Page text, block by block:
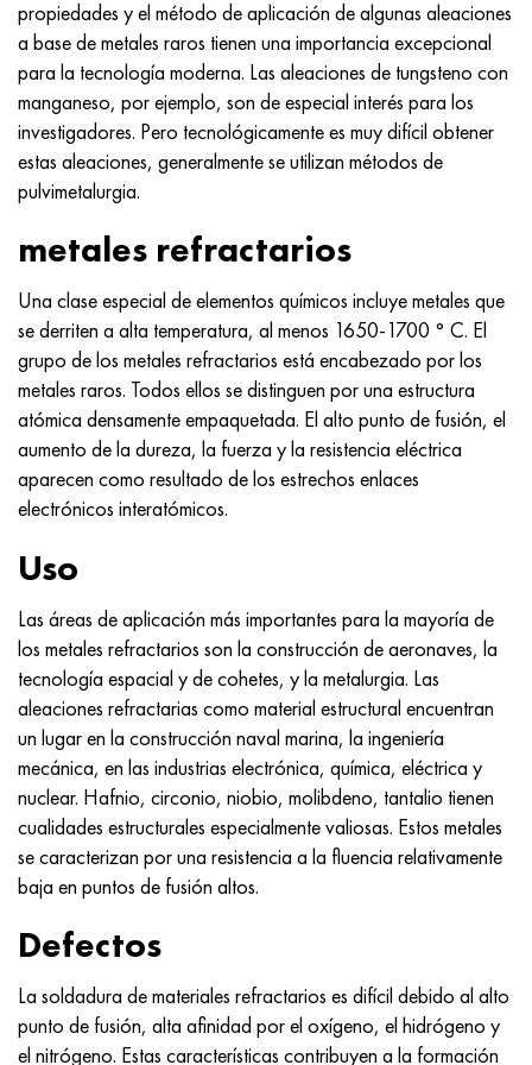
propiedades y el método de aplicación de algunas aleaciones
a base de metales raros tienen una importancia excepcional
para la tecnología moderna. Las aleaciones de tungsteno con
manganeso, por ejemplo, son de especial interés para los
investigadores. Pero tecnológicamente es muy difícil obtener
estas aleaciones, generalmente se utilizan métodos de
pulvimetalurgia.
metales refractarios
Una clase especial de elementos químicos incluye metales que
se derriten a alta temperatura, al menos 1650-1700 ° C. El
grupo de los metales refractarios está encabezado por los
metales raros. Todos ellos se distinguen por una estructura
atómica densamente empaquetada. El alto punto de fusión, el
aumento de la dureza, la fuerza y la resistencia eléctrica
aparecen como resultado de los estrechos enlaces
electrónicos interatómicos.
Uso
Las áreas de aplicación más importantes para la mayoría de
los metales refractarios son la construcción de aeronaves, la
tecnología espacial y de cohetes, y la metalurgia. Las
aleaciones refractarias como material estructural encuentran
un lugar en la construcción naval marina, la ingeniería
mecánica, en las industrias electrónica, química, eléctrica y
nuclear. Hafnio, circonio, niobio, molibdeno, tantalio tienen
cualidades estructurales especialmente valiosas. Estos metales
se caracterizan por una resistencia a la fluencia relativamente
baja en puntos de fusión altos.
Defectos
La soldadura de materiales refractarios es difícil debido al alto
punto de fusión, alta afinidad por el oxígeno, el hidrógeno y
el nitrógeno. Estas características contribuyen a la formación
Incotherm
incotest
Jette M152
Cobalto 6B
maraging 250
René 41
Maraging 300
Maraging 350
MP35N
Nicrofer 5923 hMo
Nicrofer 6030
Nitronik 40
Nitronik 50
Nitrónico 60
Nitronik 75
Nimonic 80a
47ND
47НХР
49KF
49K2F, 49K2FA-VI
Aleación 50N
Aleación 50NP
50NHS
Aleación 52N
52K12F
79NM, Lupa 7904
80NM
80NMV-VI
80NHS
81HMA
Tipos de aleaciones de precisión
termobimetales
HN62VMYUT
HN62MVKYU
HN63MB
XN65VM
KhN65VMTYu
KhN67MVTYu
KhN68VKTYU
KhN68VMTYUK-vd
KhN70VMTYu
HN75MBTYu
XN75TBYu
XN77TYu
XN77TYUR
ХН78Т
HN80TBY
N65M, EP982
VT-35
PT-1M
PT-3V
PT-7M
2B
SPT-2 sv
A LAS 3
3M
TL3
A LAS 6
TS-6
14 titanio
SP-17
40 titanio
1.4466 - AISI 310MoLn
Aleación Al6xn
15-7Ph® - 1.4532
PH 13-8 meses - 1.4534
1.4542 - 17-4Ph®
Custom 455® - 1.4543 - uns s45500
1.4545 - 15-5Ph®
1.4548 - 17-4Ph®
1.4550 - AISI 347
1.4574 - Aleación PH 15-7 Mo®
1.4580 - AISI 316Cb
1.4597 - AISI 204Cu
Aleación 28 - 1.4563
Aleación 31 - 1.4562
Aleación 254smo® - 1.4547
Aleación 926 - 1.4529
10X17H13M3T
10X18N18Yu4D
11X11N2V2MF
12Х18Н9Т
13X11N2V2MF
15x11mf
15х12vnmf
15Х12Н2MVFAB
15X16K5N2MVFAB
18X12VMBFR
20X12VNMF
20Х3FMI
21NKMT
37X12N8G8MFB
40X10X2M
40Х9С2
2,0872, CuNi10Fe1Mn, Cw352h
Bronce aluminio silicio
CW301G, C64200
bronce de silicio
C65500, CuAl11Fe3
C65620, CuSi3Fe2Zn3
C65100, CuSi1.5
Bronce estaño-plomo
c92200, CuSn6Zn4Pb2
latón rojo
C84400, CuSn2ZnPb
C83600, CuSn5ZnPb
45G2, 45g2, AISI 1144
Aleación de acero estructural
10g2, 10g2, AISI 1513
12X2H4A, 15NiCr13, 1.5752
AC14, 11SMnPb30
20G, 20mn5
20XH3A, AISI 4320, 20hn3a
20HM, 24CrMo5, 20hm
25KhGM, 20CrMo5, 1.7264
30hgsa, 30hgsa
30hgsn2a, 30hgsna
30xn2ma, 30CrNiMo8
30хн3а, 31nicr14
34khn3ma, 36NiCrMo16, 35NiCrMo16
35hgs, 35hgs
35hgsa, 35hgsa
Р6М5, 1.3343, hs6-5-2, sw7m
Р6М5К5, 1.3243, hs6-5-2-5
R6M5F3, 1.3344, hs6-5-3
9М4К8,1.3207
R12F3, 1.3318, sw12
P18, 1,3355, hs18-0-1, sw18
Acero carbono
10,1.1645, C105W1
11G12, 110G13L, X120Mn12